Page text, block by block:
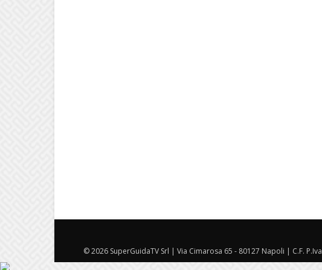
© 2026 SuperGuidaTV Srl | Via Cimarosa 65 - 80127 Napoli | C.F.